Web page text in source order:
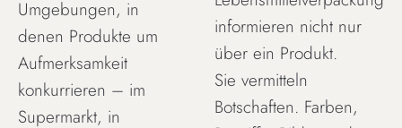
Umgebungen, in
denen Produkte um
Aufmerksamkeit
konkurrieren – im
Supermarkt, in
informieren nicht nur
über ein Produkt.
Sie vermitteln
Botschaften. Farben,